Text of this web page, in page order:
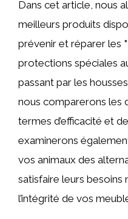
Dans cet article, nous
meilleurs produits
prévenir et réparer les
protections spéciales
passant par les
nous comparerons les
termes d’efficacité et
examinerons
vos animaux des
satisfaire leurs
l’intégrité de vos